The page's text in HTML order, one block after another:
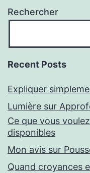
Rechercher
Recent Posts
Expliquer
Lumière sur
Ce que vous
disponibles
Mon avis sur
Quand croyances